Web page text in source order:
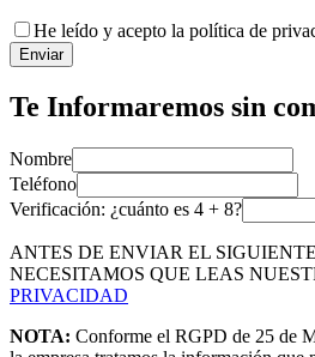
He leído y acepto la política de
Enviar
Te Informaremos sin
Nombre
Teléfono
Verificación: ¿cuánto es 4 + 8?
ANTES DE ENVIAR EL
NECESITAMOS QUE LEAS
PRIVACIDAD
NOTA: Conforme el RGPD de 25 de